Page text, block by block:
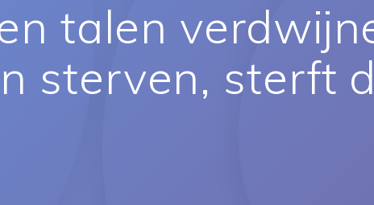
talen
sterven, sterft